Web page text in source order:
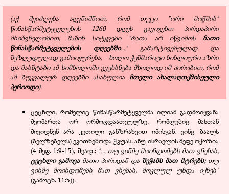
(აქ შეიძლება აღვნიშნოთ, რომ თუკი "ორი მოწმის"
წინასწარმეტყველების 1260 დღეს გავიგებთ პირდაპირი
მნიშვნელობით, მაშინ სიტყვები "რათა არ იწვიმოს მათი
წინასწარმეტყველების დღეებში..." გამარტივებულად და
შეზღუდულად გამოიყურება, - ხოლო ჭეშმარიტი ბიბლიური აზრი
და მასშტაბი ამ სიმბოლოში გვეხსნება მხოლოდ იმ პირობით, რომ
ამ ბუკვალურ დღეებში ასახულია მთელი ახალაღთქმისეული
პერიოდი).
ცეცხლი, რომელიც წინასწარმეტყველმა ილიამ გადმოიყვანა
მეომართა ორ ორმოცდაათეულზე, რომლებიც მასთან
მივიდნენ არა კეთილი განზრახვით იმისგან, ვინც ბაალს
(ბელზებელს) ეკითხებოდა ჭკუას, ანუ ისრაელის მეფე ოქოზია
(4 მეფ. 1:9-15), შეად.: "... თუ ვინმე მოინდომებს მათ ვნებას,
ცეცხლი გამოვამათი პირიდან და შეჭამს მათ მტრებს;თუ
ვინმე მოინდომებს მათ ვნებას, მოკლულ უნდა იქნეს"
(გამოცხ. 11:5)).